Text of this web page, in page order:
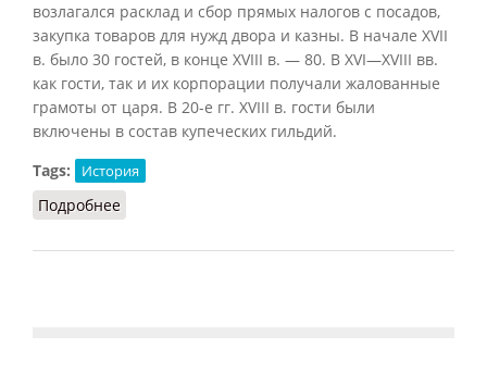
возлагался расклад и сбор прямых налогов с посадов,
закупка товаров для нужд двора и казны. В начале XVII
в. было 30 гостей, в конце XVIII в. — 80. В XVI—XVIII вв.
как гости, так и их корпорации получали жалованные
грамоты от царя. В 20-е гг. XVIII в. гости были
включены в состав купеческих гильдий.
Tags:
История
Подробнее